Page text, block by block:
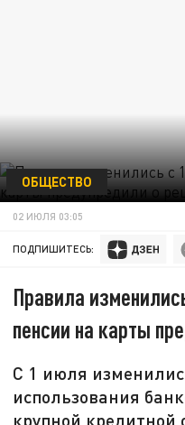
ОБЩЕСТВО
02 ИЮЛЯ 03:05
ПОДПИШИТЕСЬ:
Правила
пенсии на карты
С 1 июля
использования
крупной кредитной